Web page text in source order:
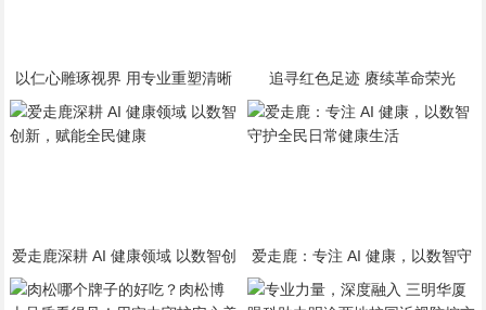
以仁心雕琢视界 用专业重塑清晰
——记全飞近视手术首席带教专家
赵军
追寻红色足迹 赓续革命荣光
爱走鹿深耕 AI 健康领域 以数智创
新，赋能全民健康
爱走鹿：专注 AI 健康，以数智守
护全民日常健康生活